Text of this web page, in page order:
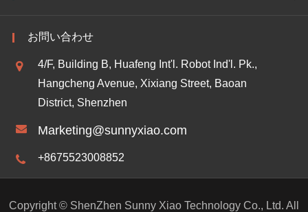
お問い合わせ
4/F, Building B, Huafeng Int'l. Robot Ind'l. Pk.,
Hangcheng Avenue, Xixiang Street, Baoan
District, Shenzhen
Marketing@sunnyxiao.com
+8675523008852
Copyright © ShenZhen Sunny Xiao Technology Co., Ltd. All